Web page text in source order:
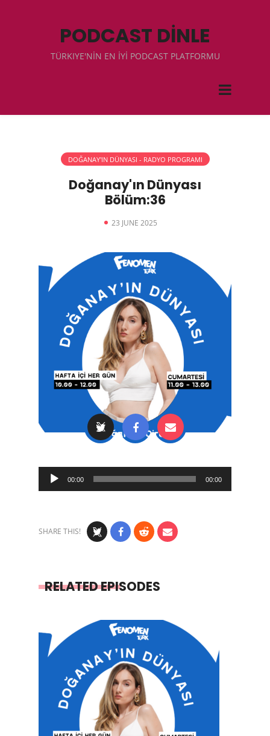
PODCAST DİNLE
TÜRKIYE'NİN EN İYİ PODCAST PLATFORMU
DOĞANAY'IN DÜNYASI - RADYO PROGRAMI
Doğanay'ın Dünyası
Bölüm:36
23 JUNE 2025
Audio
Player
00:00 00:00
SHARE THIS!
RELATED EPISODES